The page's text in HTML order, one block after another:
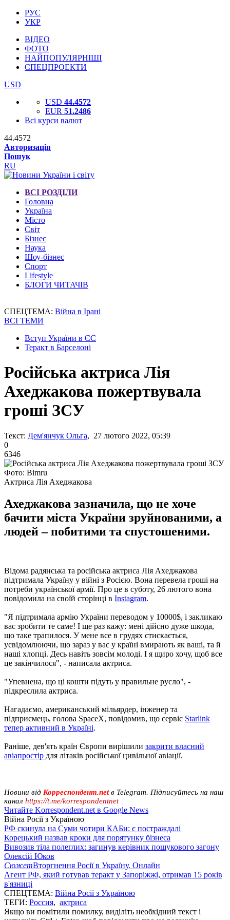
РУС
УКР
ВІДЕО
ФОТО
НАЙПОПУЛЯРНІШІ
СПЕЦПРОЕКТИ
USD
USD 44.4572
EUR 51.2486
Всі курси валют
44.4572
Авторизація
Пошук
RU
ВСІ РОЗДІЛИ
Головна
Україна
Місто
Світ
Бізнес
Наука
Шоу-бізнес
Спорт
Lifestyle
БЛОГИ ЧИТАЧІВ
СПЕЦТЕМА: Війна в Ірані
ВСІ ТЕМИ
Вступ України в ЄС
Теракт в Барселоні
Російська актриса Лія
Ахеджакова пожертвувала
гроші ЗСУ
Текст: Дем'янчук Ольга, 27 лютого 2022, 05:39
0
6346
Фото: Bimru
Актриса Лія Ахеджакова
Ахеджакова зазначила, що не хоче
бачити міста України зруйнованими, а
людей – побитими та спустошеними.
Відома радянська та російська актриса Лія Ахеджакова
підтримала Україну у війні з Росією. Вона перевела гроші на
потреби української армії. Про це в суботу, 26 лютого вона
повідомила на своїй сторінці в Instagram.
"Я підтримала армію України переводом у 10000$, і закликаю
вас зробити те саме! І ще раз кажу: мені дійсно дуже шкода,
що таке трапилося. У мене все в грудях стискається,
усвідомлюючи, що зараз у вас у країні вмирають як ваші, та й
наші хлопці. Десь навіть зовсім молоді. І я щиро хочу, щоб все
це закінчилося", - написала актриса.
"Упевнена, що ці кошти підуть у правильне русло", -
підкреслила актриса.
Нагадаємо, американський мільярдер, інженер та
підприємець, голова SpaceX, повідомив, що сервіс Starlink
тепер активний в Україні.
Раніше, дев'ять країн Європи вирішили закрити власний
авіапростір для літаків російської цивільної авіації.
Новини від Корреспондент.netв Telegram. Підписуйтесь на наш
канал https://t.me/korrespondentnet
Читайте Korrespondent.net в Google News
Війна Росії з Україною
РФ скинула на Суми чотири КАБи: є постраждалі
Корецький назвав кроки для порятунку бізнеса
Вивозив тіла полеглих: загинув керівник пошукового загону
Олексій Юков
СюжетВторгнення Росії в Україну. Онлайн
Агент РФ, який готував теракт у Запоріжжі, отримав 15 років
в'язниці
СПЕЦТЕМА: Війна Росії з Україною
ТЕГИ: Россия, актриса
Якщо ви помітили помилку, виділіть необхідний текст і